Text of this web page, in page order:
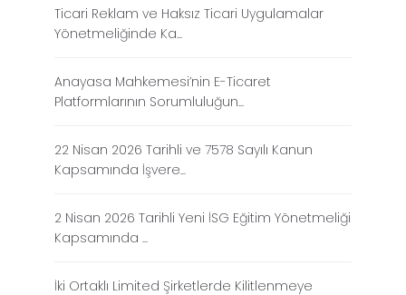
Ticari Reklam ve Haksız Ticari Uygulamalar
Yönetmeliğinde Ka...
Anayasa Mahkemesi’nin E-Ticaret
Platformlarının Sorumluluğun...
22 Nisan 2026 Tarihli ve 7578 Sayılı Kanun
Kapsamında İşvere...
2 Nisan 2026 Tarihli Yeni İSG Eğitim Yönetmeliği
Kapsamında ...
İki Ortaklı Limited Şirketlerde Kilitlenmeye